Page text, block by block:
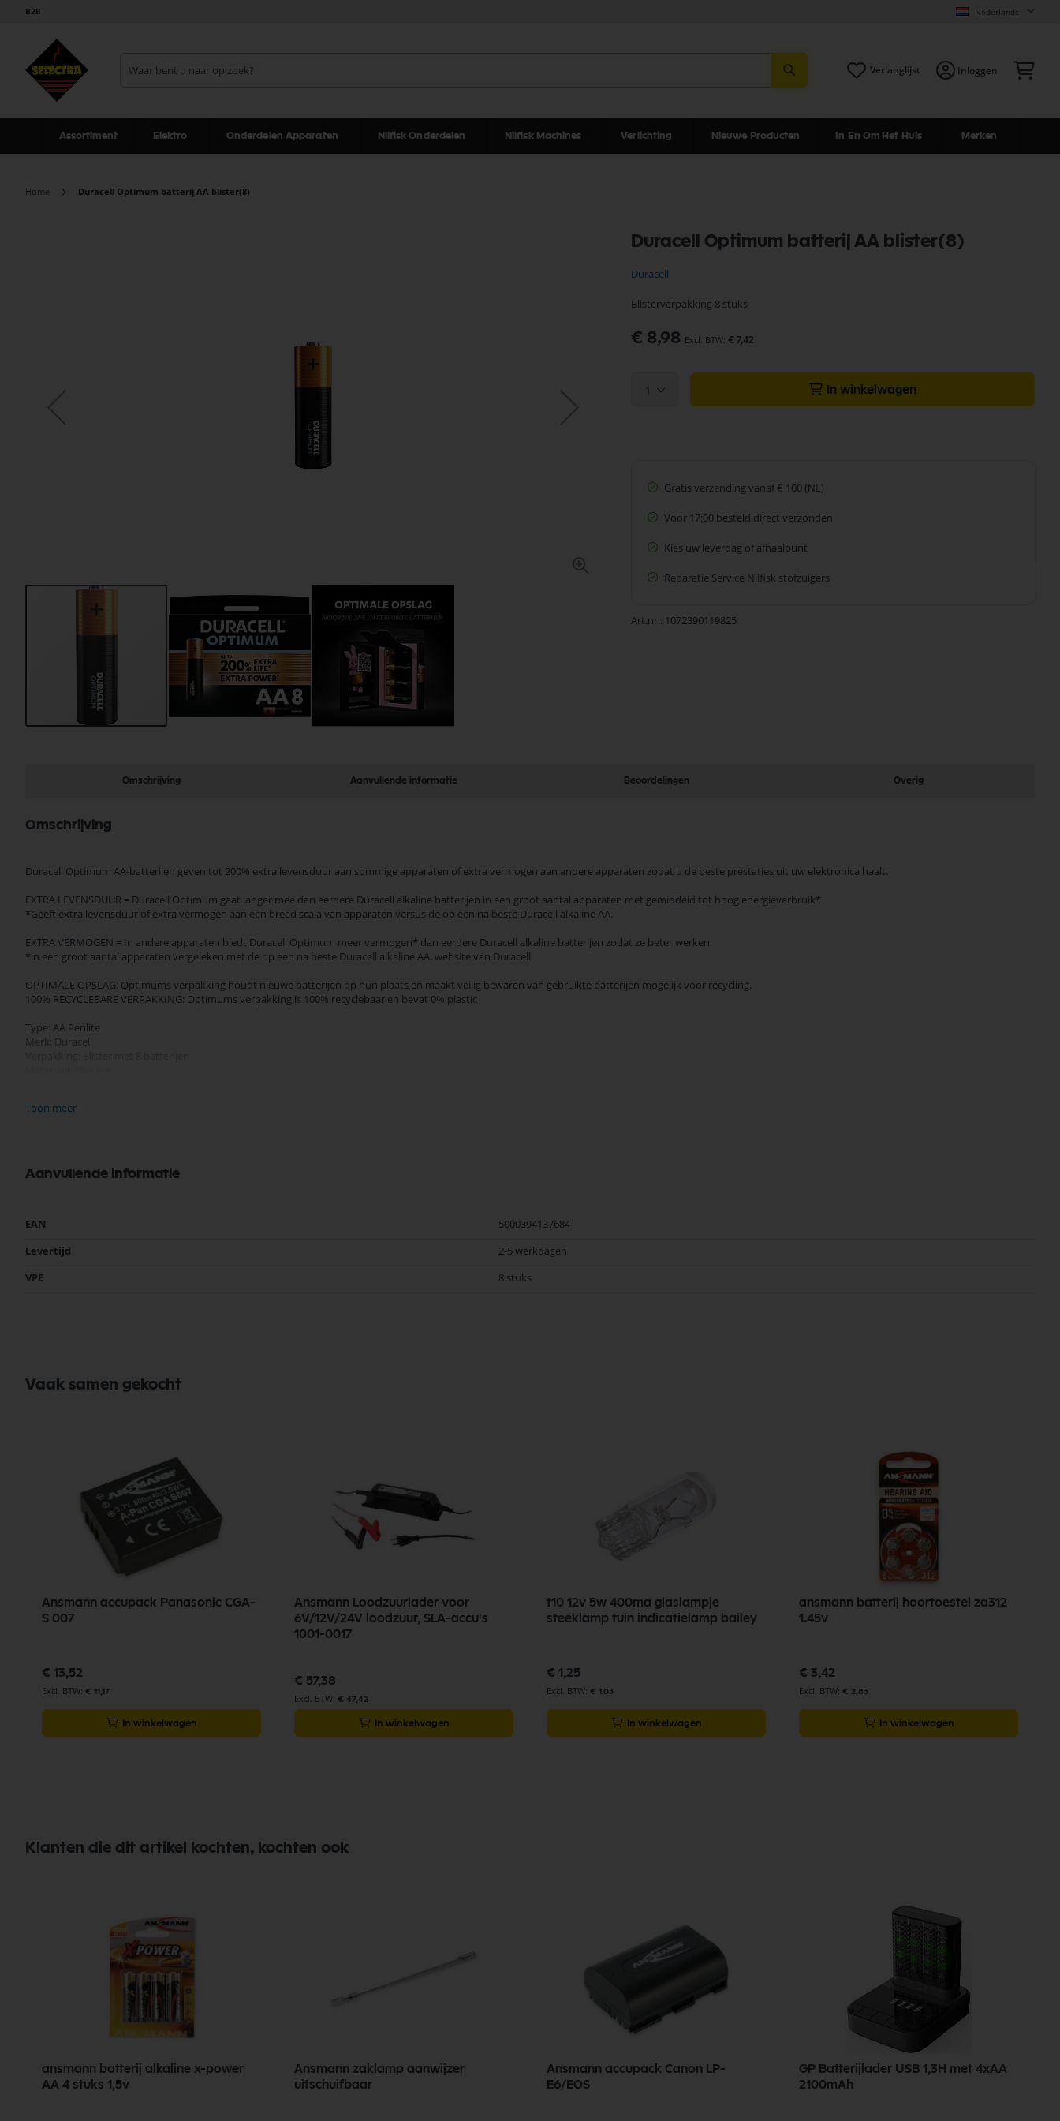
B2B Nederlands
Verlanglijst Inloggen
Assortiment Elektro Onderdelen Apparaten Nilfisk Onderdelen Nilfisk Machines Verlichting Nieuwe Producten In En Om Het Huis Merken
Home Duracell Optimum batterij AA blister(8)
Duracell Optimum batterij AA blister(8)
Duracell
Blisterverpakking 8 stuks
€ 8,98 € 7,42
1 In winkelwagen
Gratis verzending vanaf € 100 (NL)
Voor 17:00 besteld direct verzonden
Kies uw leverdag of afhaalpunt
Reparatie Service Nilfisk stofzuigers
Art.nr. 1072390119825
afbeeldingen-
gallerij
Omschrijving Aanvullende informatie Beoordelingen Overig
Omschrijving
Duracell Optimum AA-batterijen geven tot 200% extra levensduur aan sommige apparaten of extra vermogen aan andere apparaten zodat u de beste prestaties uit uw elektronica haalt.
EXTRA LEVENSDUUR = Duracell Optimum gaat langer mee dan eerdere Duracell alkaline batterijen in een groot aantal apparaten met gemiddeld tot hoog energieverbruik*
*Geeft extra levensduur of extra vermogen aan een breed scala van apparaten versus de op een na beste Duracell alkaline AA.
EXTRA VERMOGEN = In andere apparaten biedt Duracell Optimum meer vermogen* dan eerdere Duracell alkaline batterijen zodat ze beter werken.
*in een groot aantal apparaten vergeleken met de op een na beste Duracell alkaline AA. website van Duracell
OPTIMALE OPSLAG: Optimums verpakking houdt nieuwe batterijen op hun plaats en maakt veilig bewaren van gebruikte batterijen mogelijk voor recycling.
100% RECYCLEBARE VERPAKKING: Optimums verpakking is 100% recyclebaar en bevat 0% plastic
Type: AA Penlite
Merk: Duracell
Hoogte: 50.5 mm
LR06
Toon meer
Aanvullende informatie
Meer
EAN
5000394137684
Levertijd
2-5 werkdagen
VPE
8 stuks
Vaak samen gekocht
Ansmann accupack Panasonic CGA-
S 007
€ 13,52
€ 11,17
In winkelwagen
Ansmann Loodzuurlader voor
6V/12V/24V loodzuur, SLA-accu's
1001-0017
€ 57,38
€ 47,42
In winkelwagen
t10 12v 5w 400ma glaslampje
steeklamp tuin indicatielamp bailey
€ 1,25
€ 1,03
In winkelwagen
ansmann batterij hoortoestel za312
1.45v
€ 3,42
€ 2,83
In winkelwagen
Klanten die dit artikel kochten, kochten ook
ansmann batterij alkaline x-power
AA 4 stuks 1,5v
Ansmann zaklamp aanwijzer
uitschuifbaar
Ansmann accupack Canon LP-
E6/EOS
GP Batterijlader USB 1,3H met 4xAA
2100mAh